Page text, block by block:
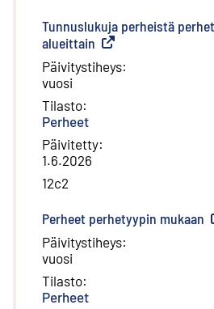
Tunnuslukuja perheistä
alueittain Ulkoinen linkki
Päivitystiheys:
vuosi
Tilasto:
Perheet
Päivitetty:
1.6.2026
12c2
Perheet perhetyypin mukaan
Päivitystiheys:
vuosi
Tilasto:
Perheet